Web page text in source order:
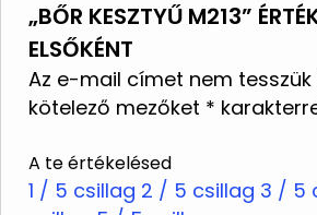
Ne mossa
Ne használjon fehérítőt
Ne vasalja
Ne szárítsa szárítógépben
„BŐR KESZTYŰ M213”
ELSŐKÉNT
Az e-mail címet nem tesszük
kötelező mezőket *
A te értékelésed
1 / 5 csillag 2 / 5 csillag 3 / 5